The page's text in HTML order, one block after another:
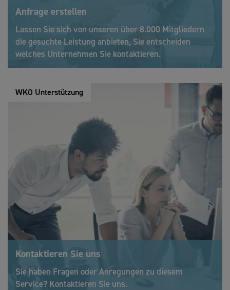
Anfrage erstellen
Lassen Sie sich von unseren über 8.000 Mitgliedern
die gesuchte Leistung anbieten, Sie entscheiden
welches Unternehmen Sie kontaktieren.
WKO Unterstützung
Kontaktieren Sie uns
Sie haben Fragen oder Anregungen zu diesem
Service? Kontaktieren Sie uns.